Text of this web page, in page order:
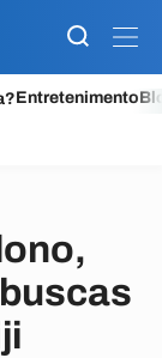
Entretenimento